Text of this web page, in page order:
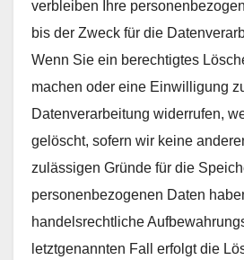
verbleiben Ihre
bis der Zweck für die
Wenn Sie ein berechtigtes
machen oder eine Einwilligung
Datenverarbeitung widerrufen,
gelöscht, sofern wir keine
zulässigen Gründe für die
personenbezogenen Daten
handelsrechtliche
letztgenannten Fall erfolgt die